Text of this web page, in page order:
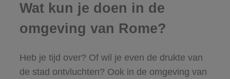
Wat kun je doen in de
omgeving van Rome?
Heb je tijd over? Of wil je even de drukte van
de stad ontvluchten? Ook in de omgeving van